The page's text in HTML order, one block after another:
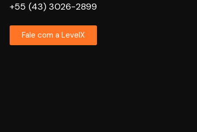
+55 (43) 3026-2899
Fale com a LevelX